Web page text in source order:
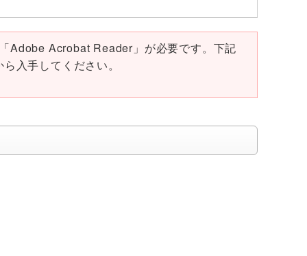
Adobe Acrobat Reader」が必要です。下記
入手してください。